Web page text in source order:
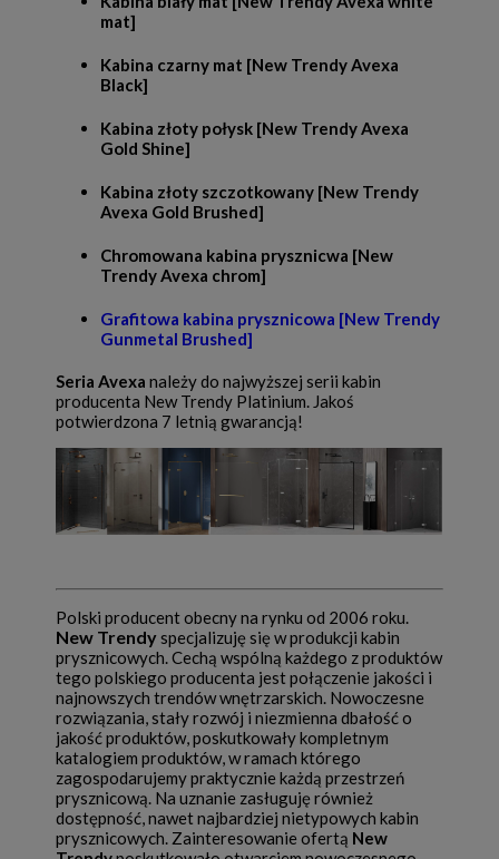
mat]
Kabina czarny mat [New Trendy Avexa
Black]
Kabina złoty połysk [New Trendy Avexa
Gold Shine]
Kabina złoty szczotkowany [New Trendy
Avexa Gold Brushed]
Chromowana kabina prysznicwa [New
Trendy Avexa chrom]
Grafitowa kabina prysznicowa [New Trendy
Gunmetal Brushed]
Seria Avexa należy do najwyższej serii kabin
producenta New Trendy Platinium. Jakoś
potwierdzona 7 letnią gwarancją!
Polski producent obecny na rynku od 2006 roku.
New Trendyspecjalizuję się w produkcji kabin
prysznicowych. Cechą wspólną każdego z produktów
tego polskiego producenta jest połączenie jakości i
najnowszych trendów wnętrzarskich. Nowoczesne
rozwiązania, stały rozwój i niezmienna dbałość o
jakość produktów, poskutkowały kompletnym
katalogiem produktów, w ramach którego
zagospodarujemy praktycznie każdą przestrzeń
prysznicową. Na uznanie zasługuję również
dostępność, nawet najbardziej nietypowych kabin
prysznicowych. Zainteresowanie ofertą New